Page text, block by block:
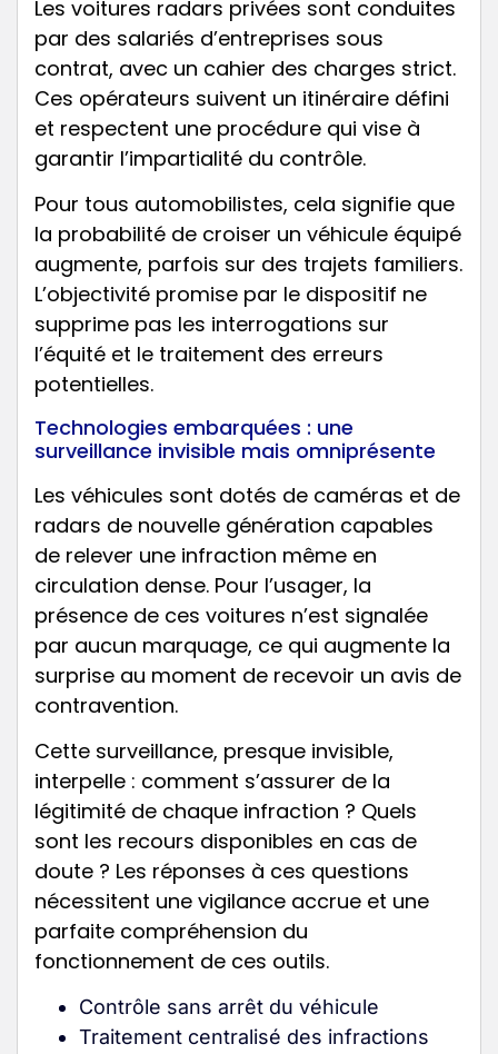
Les voitures radars privées sont conduites
par des salariés d’entreprises sous
contrat, avec un cahier des charges strict.
Ces opérateurs suivent un itinéraire défini
et respectent une procédure qui vise à
garantir l’impartialité du contrôle.
Pour tous automobilistes, cela signifie que
la probabilité de croiser un véhicule équipé
augmente, parfois sur des trajets familiers.
L’objectivité promise par le dispositif ne
supprime pas les interrogations sur
l’équité et le traitement des erreurs
potentielles.
Technologies embarquées : une
surveillance invisible mais omniprésente
Les véhicules sont dotés de caméras et de
radars de nouvelle génération capables
de relever une infraction même en
circulation dense. Pour l’usager, la
présence de ces voitures n’est signalée
par aucun marquage, ce qui augmente la
surprise au moment de recevoir un avis de
contravention.
Cette surveillance, presque invisible,
interpelle : comment s’assurer de la
légitimité de chaque infraction ? Quels
sont les recours disponibles en cas de
doute ? Les réponses à ces questions
nécessitent une vigilance accrue et une
parfaite compréhension du
fonctionnement de ces outils.
Contrôle sans arrêt du véhicule
Traitement centralisé des infractions